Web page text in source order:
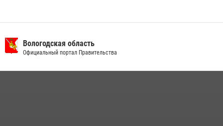
стрельбу
27 июля 2026, 07:28
Вологодская область
Официальный портал Правительства